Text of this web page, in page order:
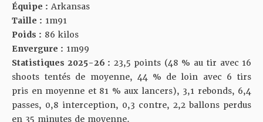
Équipe : Arkansas
Taille : 1m91
Poids : 86 kilos
Envergure : 1m99
Statistiques 2025-26 : 23,5 points (48 % au tir avec 16
shoots tentés de moyenne, 44 % de loin avec 6 tirs
pris en moyenne et 81 % aux lancers), 3,1 rebonds, 6,4
passes, 0,8 interception, 0,3 contre, 2,2 ballons perdus
en 35 minutes de moyenne.